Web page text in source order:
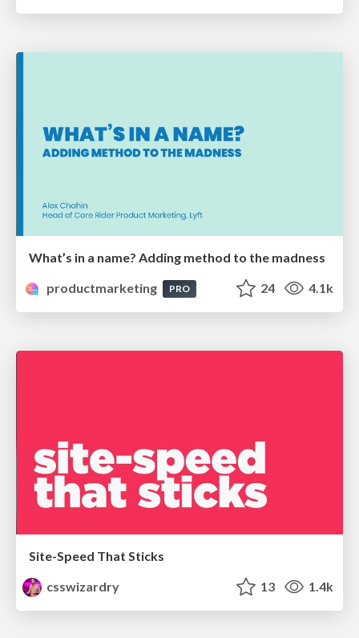
What’s in a name? Adding method to the madness
productmarketing
PRO 24 4.1k
Site-Speed That Sticks
csswizardry
13 1.4k